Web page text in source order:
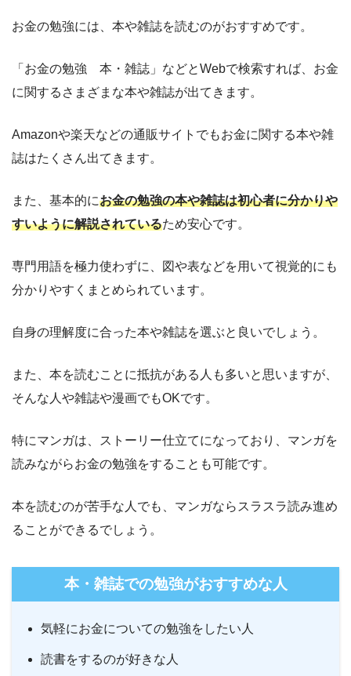
お金の勉強には、本や雑誌を読むのがおすすめです。
「お金の勉強 本・雑誌」などとWebで検索すれば、お金
に関するさまざまな本や雑誌が出てきます。
Amazonや楽天などの通販サイトでもお金に関する本や雑
誌はたくさん出てきます。
また、基本的にお金の勉強の本や雑誌は初心者に分かりや
すいように解説されているため安心です。
専門用語を極力使わずに、図や表などを用いて視覚的にも
分かりやすくまとめられています。
自身の理解度に合った本や雑誌を選ぶと良いでしょう。
また、本を読むことに抵抗がある人も多いと思いますが、
そんな人や雑誌や漫画でもOKです。
特にマンガは、ストーリー仕立てになっており、マンガを
読みながらお金の勉強をすることも可能です。
本を読むのが苦手な人でも、マンガならスラスラ読み進め
ることができるでしょう。
本・雑誌での勉強がおすすめな人
気軽にお金についての勉強をしたい人
読書をするのが好きな人